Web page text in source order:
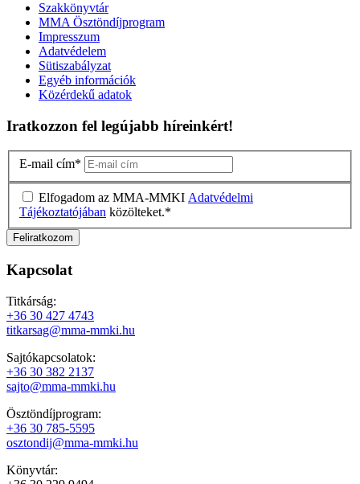
Szakkönyvtár
MMA Ösztöndíjprogram
Impresszum
Adatvédelem
Sütiszabályzat
Egyéb információk
Közérdekű adatok
Iratkozzon fel legújabb híreinkért!
E-mail cím*
Elfogadom az MMA-MMKI Adatvédelmi
Tájékoztatójában közölteket.*
Kapcsolat
Titkárság:
+36 30 427 4743
titkarsag@mma-mmki.hu
Sajtókapcsolatok:
+36 30 382 2137
sajto@mma-mmki.hu
Ösztöndíjprogram:
+36 30 785-5595
osztondij@mma-mmki.hu
Könyvtár: